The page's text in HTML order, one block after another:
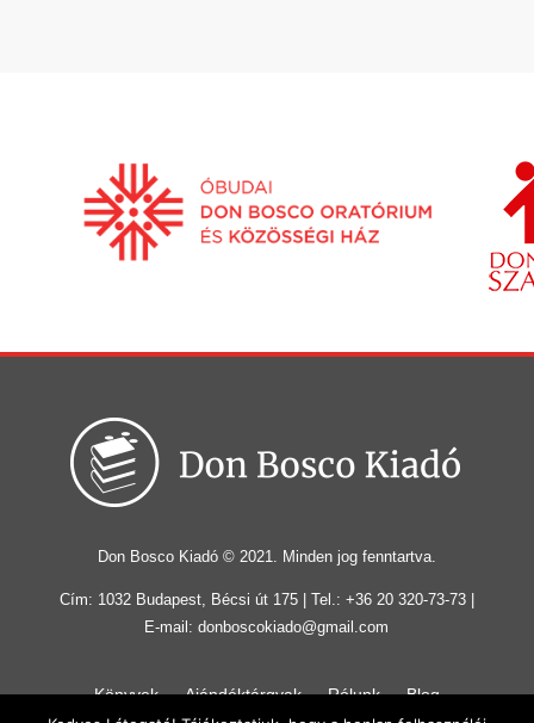
Don Bosco Kiadó © 2021. Minden jog fenntartva.
Cím: 1032 Budapest, Bécsi út 175 | Tel.: +36 20 320-73-73 |
E-mail: donboscokiado@gmail.com
Könyvek Ajándéktárgyak Rólunk
Blog